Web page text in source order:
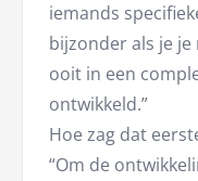
iemands
bijzonder als je
ooit in een
ontwikkeld.”
Hoe zag dat
“Om de